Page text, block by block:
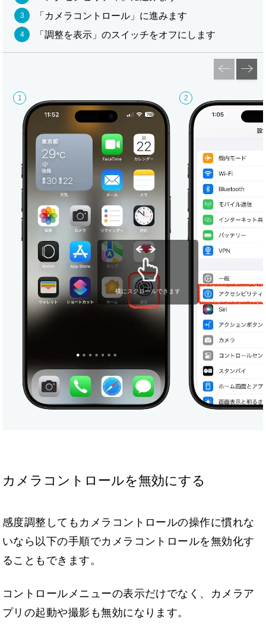
「カメラコントロール」に進みます
「調整を表示」のスイッチをオフにします
横にスクロールできます
カメラコントロールを無効にする
感度調整してもカメラコントロールの操作に慣れな
いなら以下の手順でカメラコントロールを無効化す
ることもできます。
コントロールメニューの表示だけでなく、カメラア
プリの起動や撮影も無効になります。